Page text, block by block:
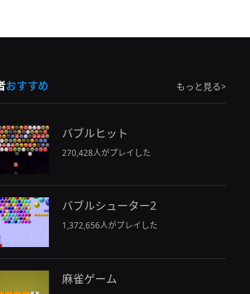
おすすめ もっと見る>
バブルヒット
270,428人がプレイした
バブルシューター2
1,372,656人がプレイした
麻雀ゲーム